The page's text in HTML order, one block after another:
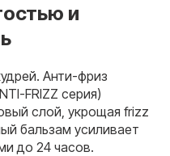
и
Анти-фриз
FRIZZ серия)
слой, укрощая frizz
бальзам усиливает
до 24 часов.